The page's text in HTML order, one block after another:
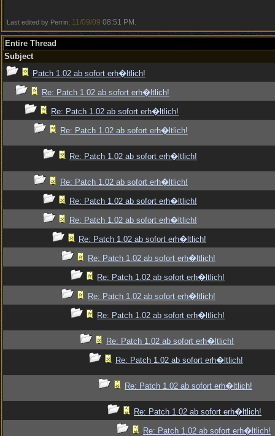
Last edited by Perrin; 11/09/09 08:51 PM
Entire Thread
Subject
Patch 1.02 ab sofort erh�ltlich!
Re: Patch 1.02 ab sofort erh�ltlich!
Re: Patch 1.02 ab sofort erh�ltlich!
Re: Patch 1.02 ab sofort erh�ltlich!
Re: Patch 1.02 ab sofort erh�ltlich!
Re: Patch 1.02 ab sofort erh�ltlich!
Re: Patch 1.02 ab sofort erh�ltlich!
Re: Patch 1.02 ab sofort erh�ltlich!
Re: Patch 1.02 ab sofort erh�ltlich!
Re: Patch 1.02 ab sofort erh�ltlich!
Re: Patch 1.02 ab sofort erh�ltlich!
Re: Patch 1.02 ab sofort erh�ltlich!
Re: Patch 1.02 ab sofort erh�ltlich!
Re: Patch 1.02 ab sofort erh�ltlich!
Re: Patch 1.02 ab sofort erh�ltlich!
Re: Patch 1.02 ab sofort erh�ltlich!
Re: Patch 1.02 ab sofort erh�ltlich!
Re: Patch 1.02 ab sofort erh�ltlich!